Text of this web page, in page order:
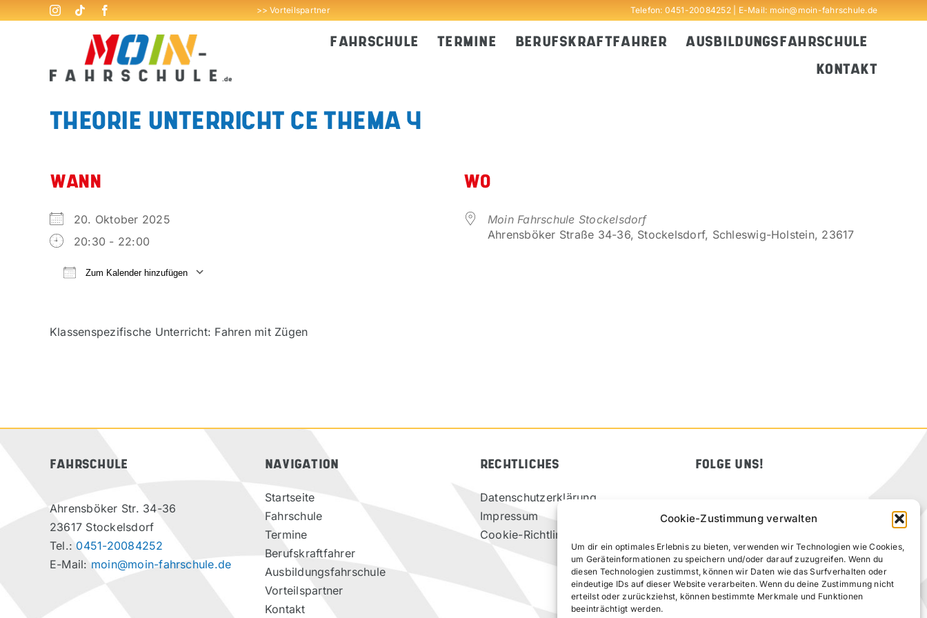
Cookie-Zustimmung verwalten
Um dir ein optimales Erlebnis zu bieten, verwenden wir Technologien wie Cookies,
um Geräteinformationen zu speichern und/oder darauf zuzugreifen. Wenn du
diesen Technologien zustimmst, können wir Daten wie das Surfverhalten oder
eindeutige IDs auf dieser Website verarbeiten. Wenn du deine Zustimmung nicht
erteilst oder zurückziehst, können bestimmte Merkmale und Funktionen
beeinträchtigt werden.
>> Vorteilspartner Telefon: 0451-20084252| E-Mail: moin@moin-fahrschule.de
FAHRSCHULE TERMINE BERUFSKRAFTFAHRER
AUSBILDUNGSFAHRSCHULE
KONTAKT
THEORIE UNTERRICHT CE THEMA 4
WANN
20. Oktober 2025
20:30 - 22:00
Zum Kalender hinzufügen
WO
Moin Fahrschule Stockelsdorf
Ahrensböker Straße 34-36, Stockelsdorf, Schleswig-Holstein, 23617
Klassenspezifische Unterricht: Fahren mit Zügen
FAHRSCHULE
Ahrensböker Str. 34-36
23617 Stockelsdorf
Tel.:0451-20084252
E-Mail: moin@moin-fahrschule.de
NAVIGATION
Startseite
Fahrschule
Termine
Berufskraftfahrer
Ausbildungsfahrschule
Vorteilspartner
Kontakt
RECHTLICHES
Datenschutzerklärung
Impressum
Cookie-Richtlinie (EU)
FOLGE UNS!